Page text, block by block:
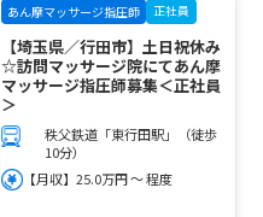
あん摩マッサージ指圧師 正社員
【埼玉県／行田市】土日祝休み
☆訪問マッサージ院にてあん摩
マッサージ指圧師募集＜正社員
＞
秩父鉄道「東行田駅」（徒歩
10分）
【月収】25.0万円 ～ 程度